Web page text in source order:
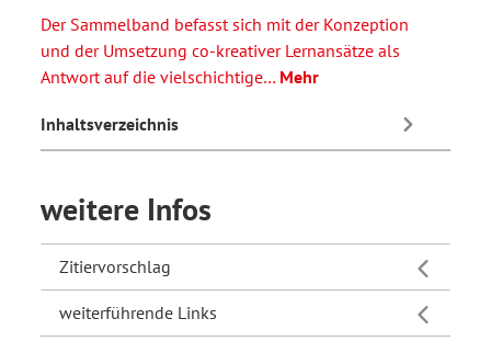
Der Sammelband befasst sich mit der Konzeption
und der Umsetzung co-kreativer Lernansätze als
Antwort auf die vielschichtige… Mehr
Inhaltsverzeichnis
weitere Infos
Zitiervorschlag
weiterführende Links